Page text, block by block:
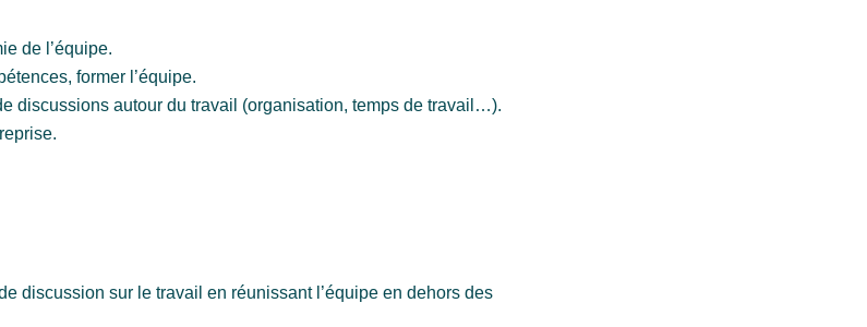
de l’équipe.
former l’équipe.
discussions autour du travail (organisation, temps de travail…).
discussion sur le travail en réunissant l’équipe en dehors des